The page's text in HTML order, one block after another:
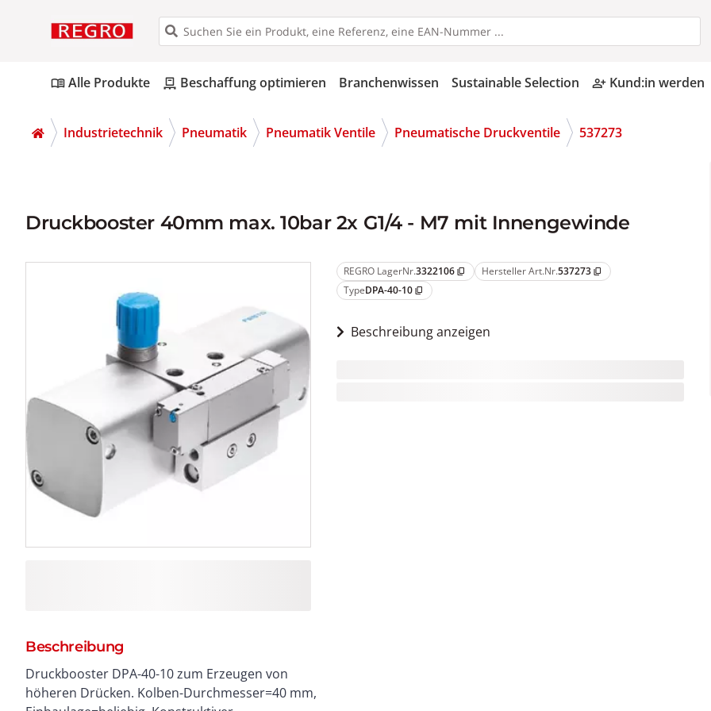
menu_bookAlle Produkte pallet Beschaffung optimieren Branchenwissen Sustainable Selection person_add_alt Kund:in werden
Industrietechnik Pneumatik Pneumatik Ventile Pneumatische Druckventile 537273
Druckbooster 40mm max. 10bar 2x G1/4 - M7 mit Innengewinde
REGRO LagerNr.3322106 content_copy Hersteller Art.Nr.537273 content_copy
TypeDPA-40-10 content_copy
Beschreibung anzeigen
Beschreibung
Druckbooster DPA-40-10 zum Erzeugen von
höheren Drücken. Kolben-Durchmesser=40 mm,